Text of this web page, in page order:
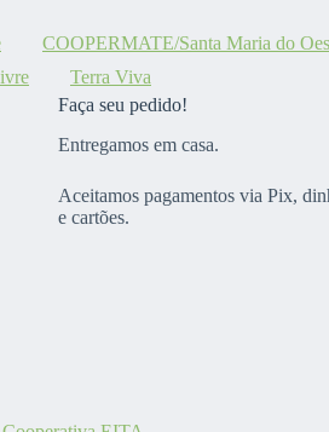
COOPERMATE/Santa Maria do
Terra Viva
Faça seu pedido!
Entregamos em casa.
Aceitamos pagamentos via Pix,
e cartões.